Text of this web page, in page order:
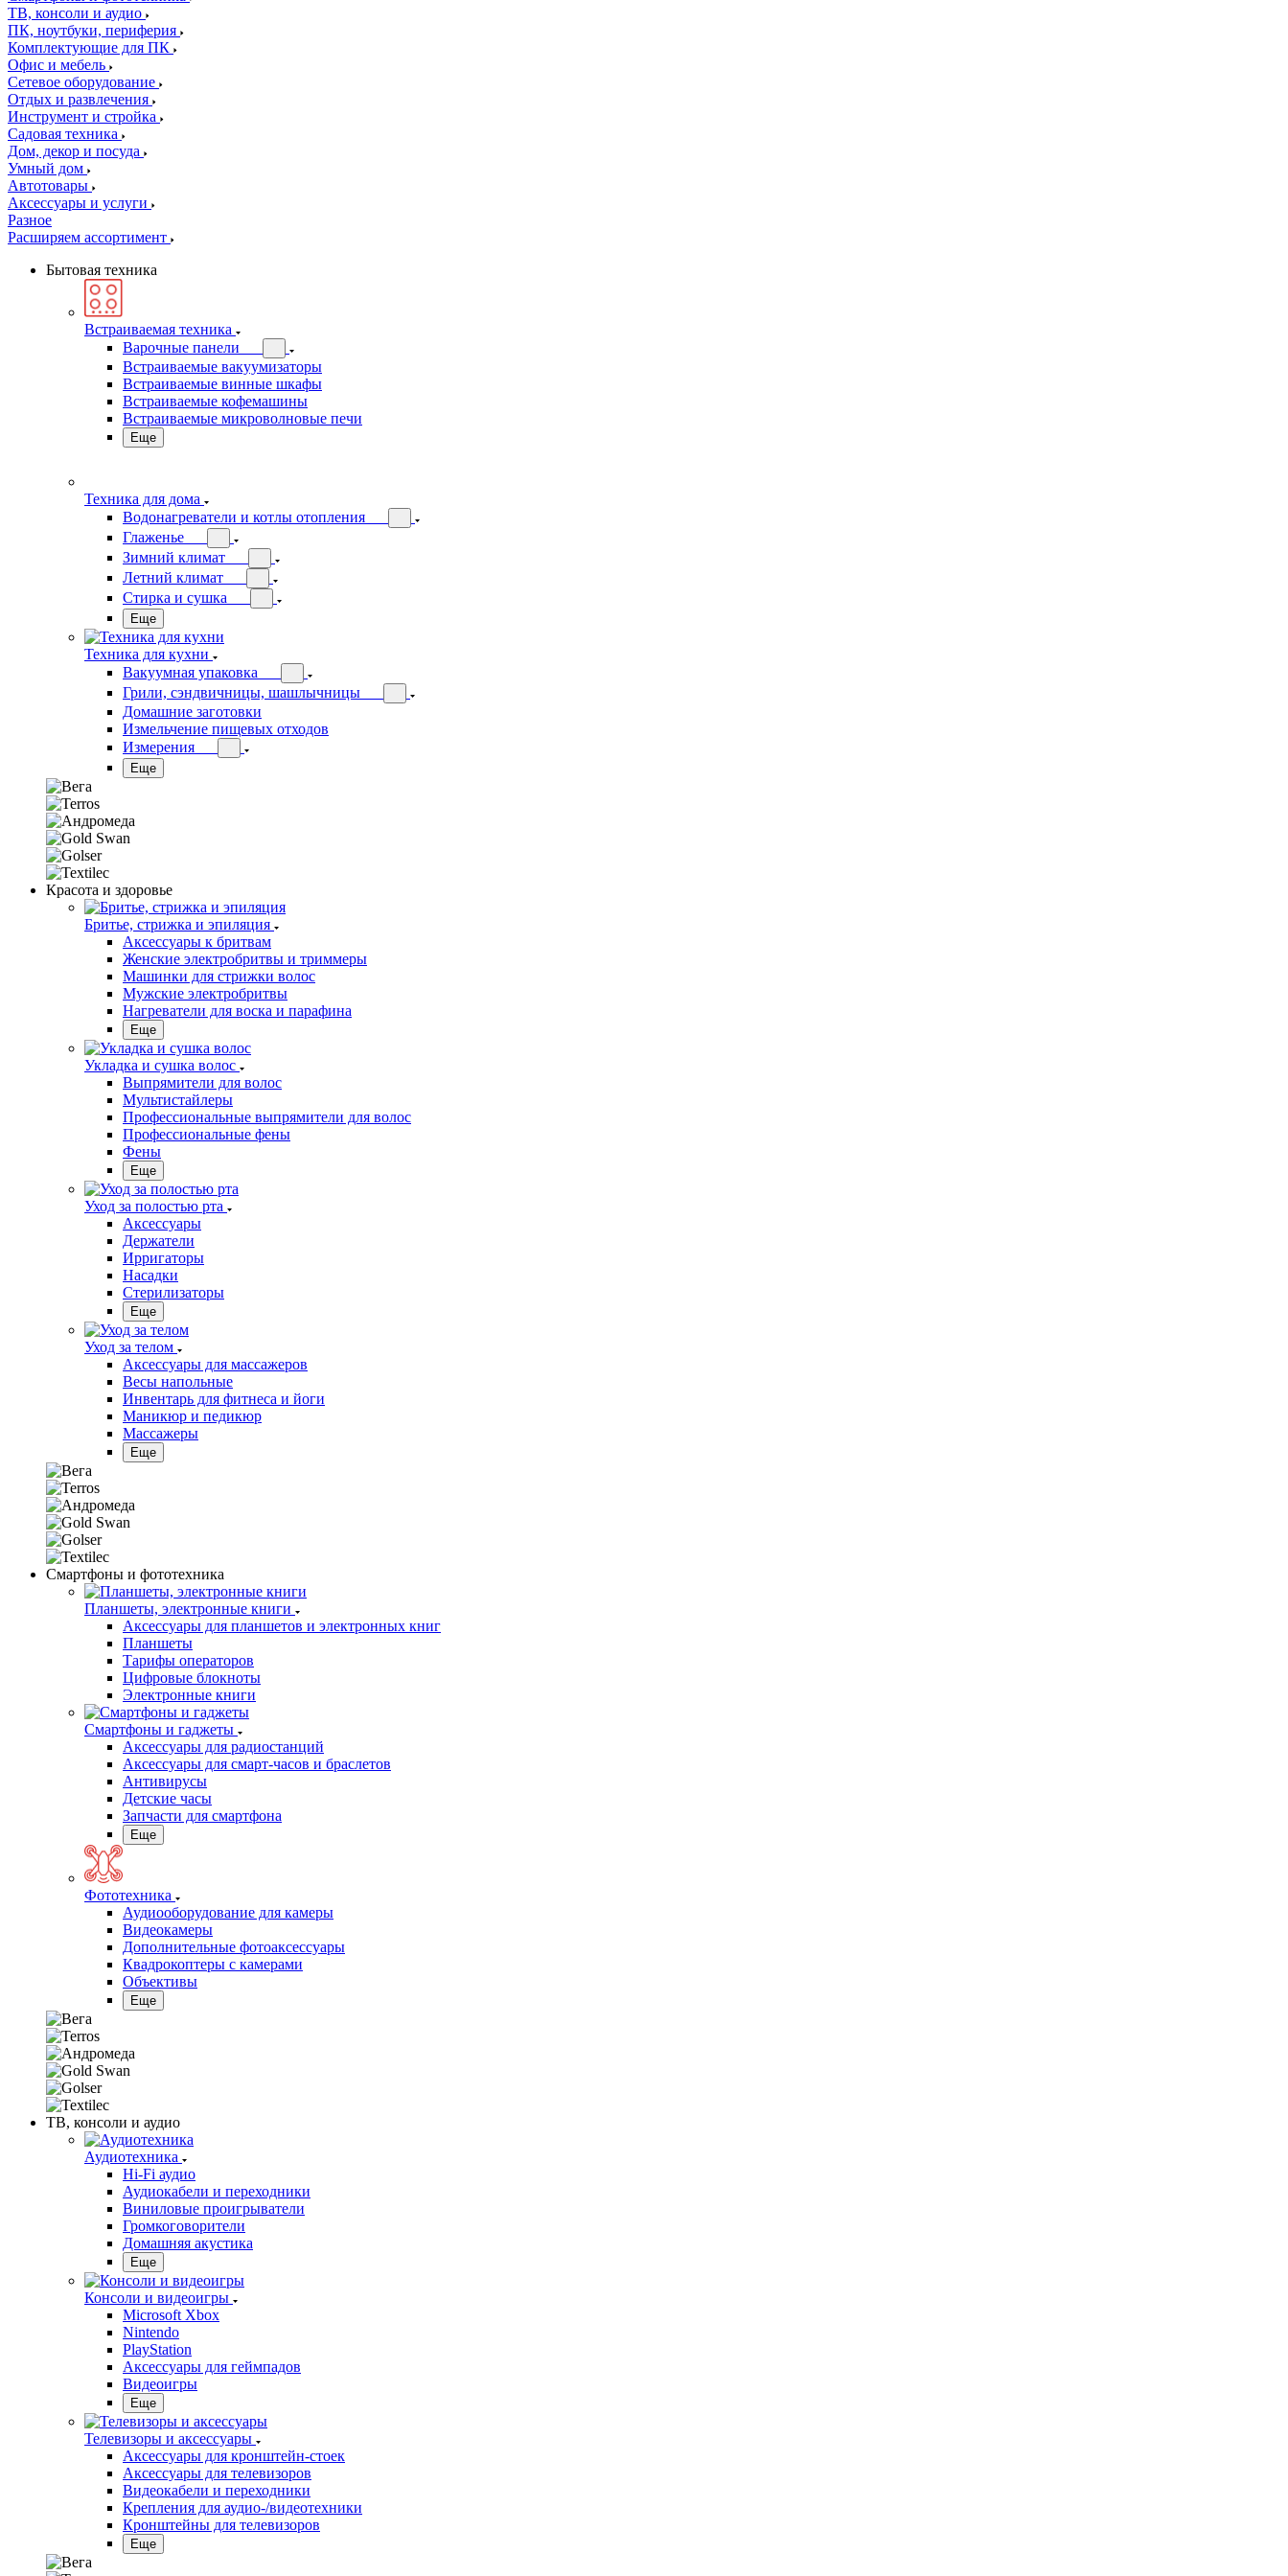
ТВ, консоли и аудио
ПК, ноутбуки, периферия
Комплектующие для ПК
Офис и мебель
Сетевое оборудование
Отдых и развлечения
Инструмент и стройка
Садовая техника
Дом, декор и посуда
Умный дом
Автотовары
Аксессуары и услуги
Разное
Расширяем ассортимент
Бытовая техника
Встраиваемая техника
Варочные панели
Встраиваемые вакуумизаторы
Встраиваемые винные шкафы
Встраиваемые кофемашины
Встраиваемые микроволновые печи
Еще
Техника для дома
Водонагреватели и котлы отопления
Глаженье
Зимний климат
Летний климат
Стирка и сушка
Еще
Техника для кухни
Вакуумная упаковка
Грили, сэндвичницы, шашлычницы
Домашние заготовки
Измельчение пищевых отходов
Измерения
Еще
Красота и здоровье
Бритье, стрижка и эпиляция
Аксессуары к бритвам
Женские электробритвы и триммеры
Машинки для стрижки волос
Мужские электробритвы
Нагреватели для воска и парафина
Еще
Укладка и сушка волос
Выпрямители для волос
Мультистайлеры
Профессиональные выпрямители для волос
Профессиональные фены
Фены
Еще
Уход за полостью рта
Аксессуары
Держатели
Ирригаторы
Насадки
Стерилизаторы
Еще
Уход за телом
Аксессуары для массажеров
Весы напольные
Инвентарь для фитнеса и йоги
Маникюр и педикюр
Массажеры
Еще
Смартфоны и фототехника
Планшеты, электронные книги
Аксессуары для планшетов и электронных книг
Планшеты
Тарифы операторов
Цифровые блокноты
Электронные книги
Смартфоны и гаджеты
Аксессуары для радиостанций
Аксессуары для смарт-часов и браслетов
Антивирусы
Детские часы
Запчасти для смартфона
Еще
Фототехника
Аудиооборудование для камеры
Видеокамеры
Дополнительные фотоаксессуары
Квадрокоптеры с камерами
Объективы
Еще
ТВ, консоли и аудио
Аудиотехника
Hi-Fi аудио
Аудиокабели и переходники
Виниловые проигрыватели
Громкоговорители
Домашняя акустика
Еще
Консоли и видеоигры
Microsoft Xbox
Nintendo
PlayStation
Аксессуары для геймпадов
Видеоигры
Еще
Телевизоры и аксессуары
Аксессуары для кронштейн-стоек
Аксессуары для телевизоров
Видеокабели и переходники
Крепления для аудио-/видеотехники
Кронштейны для телевизоров
Еще